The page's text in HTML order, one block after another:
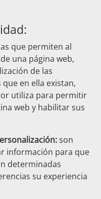
que permiten al
una página web,
de las
en ella existan,
utiliza para permitir
web y habilitar sus
son
información para que
determinadas
su experiencia